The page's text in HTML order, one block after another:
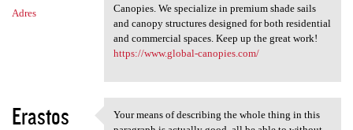
Adres
Canopies. We specialize in premium shade sails
and canopy structures designed for both residential
and commercial spaces. Keep up the great work!
https://www.global-canopies.com/
Erastos
Your means of describing the whole thing in this